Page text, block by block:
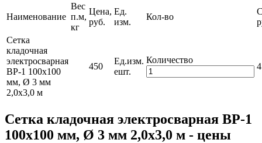
Наименование
Вес
п.м,
кг
Цена,
руб.
Ед.
изм.
Кол-во
Сетка
кладочная
электросварная
ВР-1 100x100
мм, Ø 3 мм
2,0x3,0 м
450
Ед.изм.
eшт.
Количество
Сетка кладочная электросварная ВР-1
100x100 мм, Ø 3 мм 2,0x3,0 м - цены